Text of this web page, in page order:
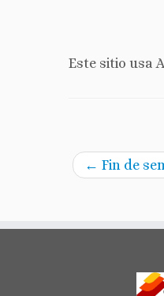
Este sitio usa
← Fin de